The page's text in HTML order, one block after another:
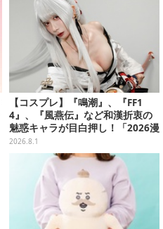
【コスプレ】『鳴潮』、『FF1
4』、『風燕伝』など和漢折衷の
魅惑キャラが目白押し！「2026漫
画博覧会」美麗レイヤー13選【写
真39枚】
2026.8.1